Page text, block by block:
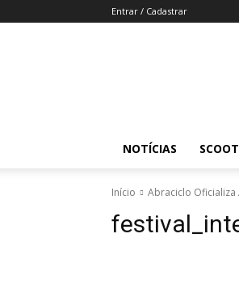
Entrar / Cadastrar
NOTÍCIAS
Início Abraciclo Oficializa